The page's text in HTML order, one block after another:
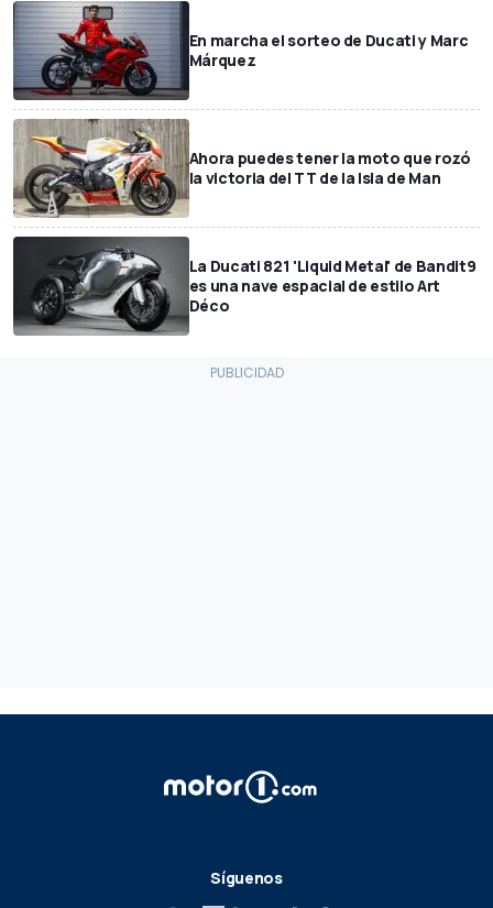
En marcha el sorteo de Ducati y Marc
Márquez
Ahora puedes tener la moto que rozó
la victoria del TT de la Isla de Man
La Ducati 821 'Liquid Metal' de Bandit9
es una nave espacial de estilo Art
Déco
Síguenos